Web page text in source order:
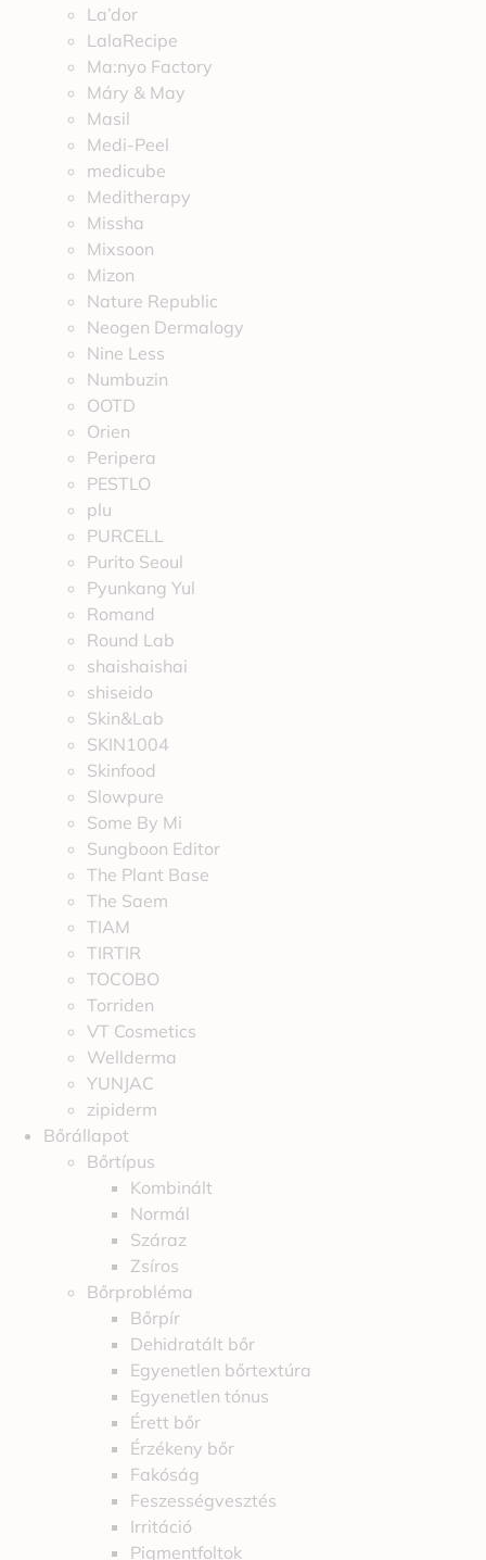
La’dor
LalaRecipe
Ma:nyo Factory
Máry & May
Masil
Medi-Peel
medicube
Meditherapy
Missha
Mixsoon
Mizon
Nature Republic
Neogen Dermalogy
Nine Less
Numbuzin
OOTD
Orien
Peripera
PESTLO
plu
PURCELL
Purito Seoul
Pyunkang Yul
Romand
Round Lab
shaishaishai
shiseido
Skin&Lab
SKIN1004
Skinfood
Slowpure
Some By Mi
Sungboon Editor
The Plant Base
The Saem
TIAM
TIRTIR
TOCOBO
Torriden
VT Cosmetics
Wellderma
YUNJAC
zipiderm
Bőrállapot
Bőrtípus
Kombinált
Normál
Száraz
Zsíros
Bőrprobléma
Bőrpír
Dehidratált bőr
Egyenetlen bőrtextúra
Egyenetlen tónus
Érett bőr
Érzékeny bőr
Fakóság
Feszességvesztés
Irritáció
Pigmentfoltok